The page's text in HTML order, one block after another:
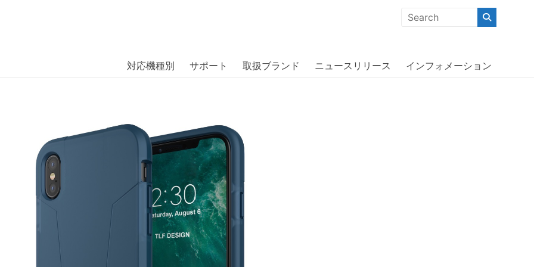
には、日本では珍しい「海外ブランド」をはじめ「ユニークな商品」「機能的な商品」「コストパフォーマンスの高い商
対応機種別 サポート 取扱ブランド ニュースリリース インフォメーション